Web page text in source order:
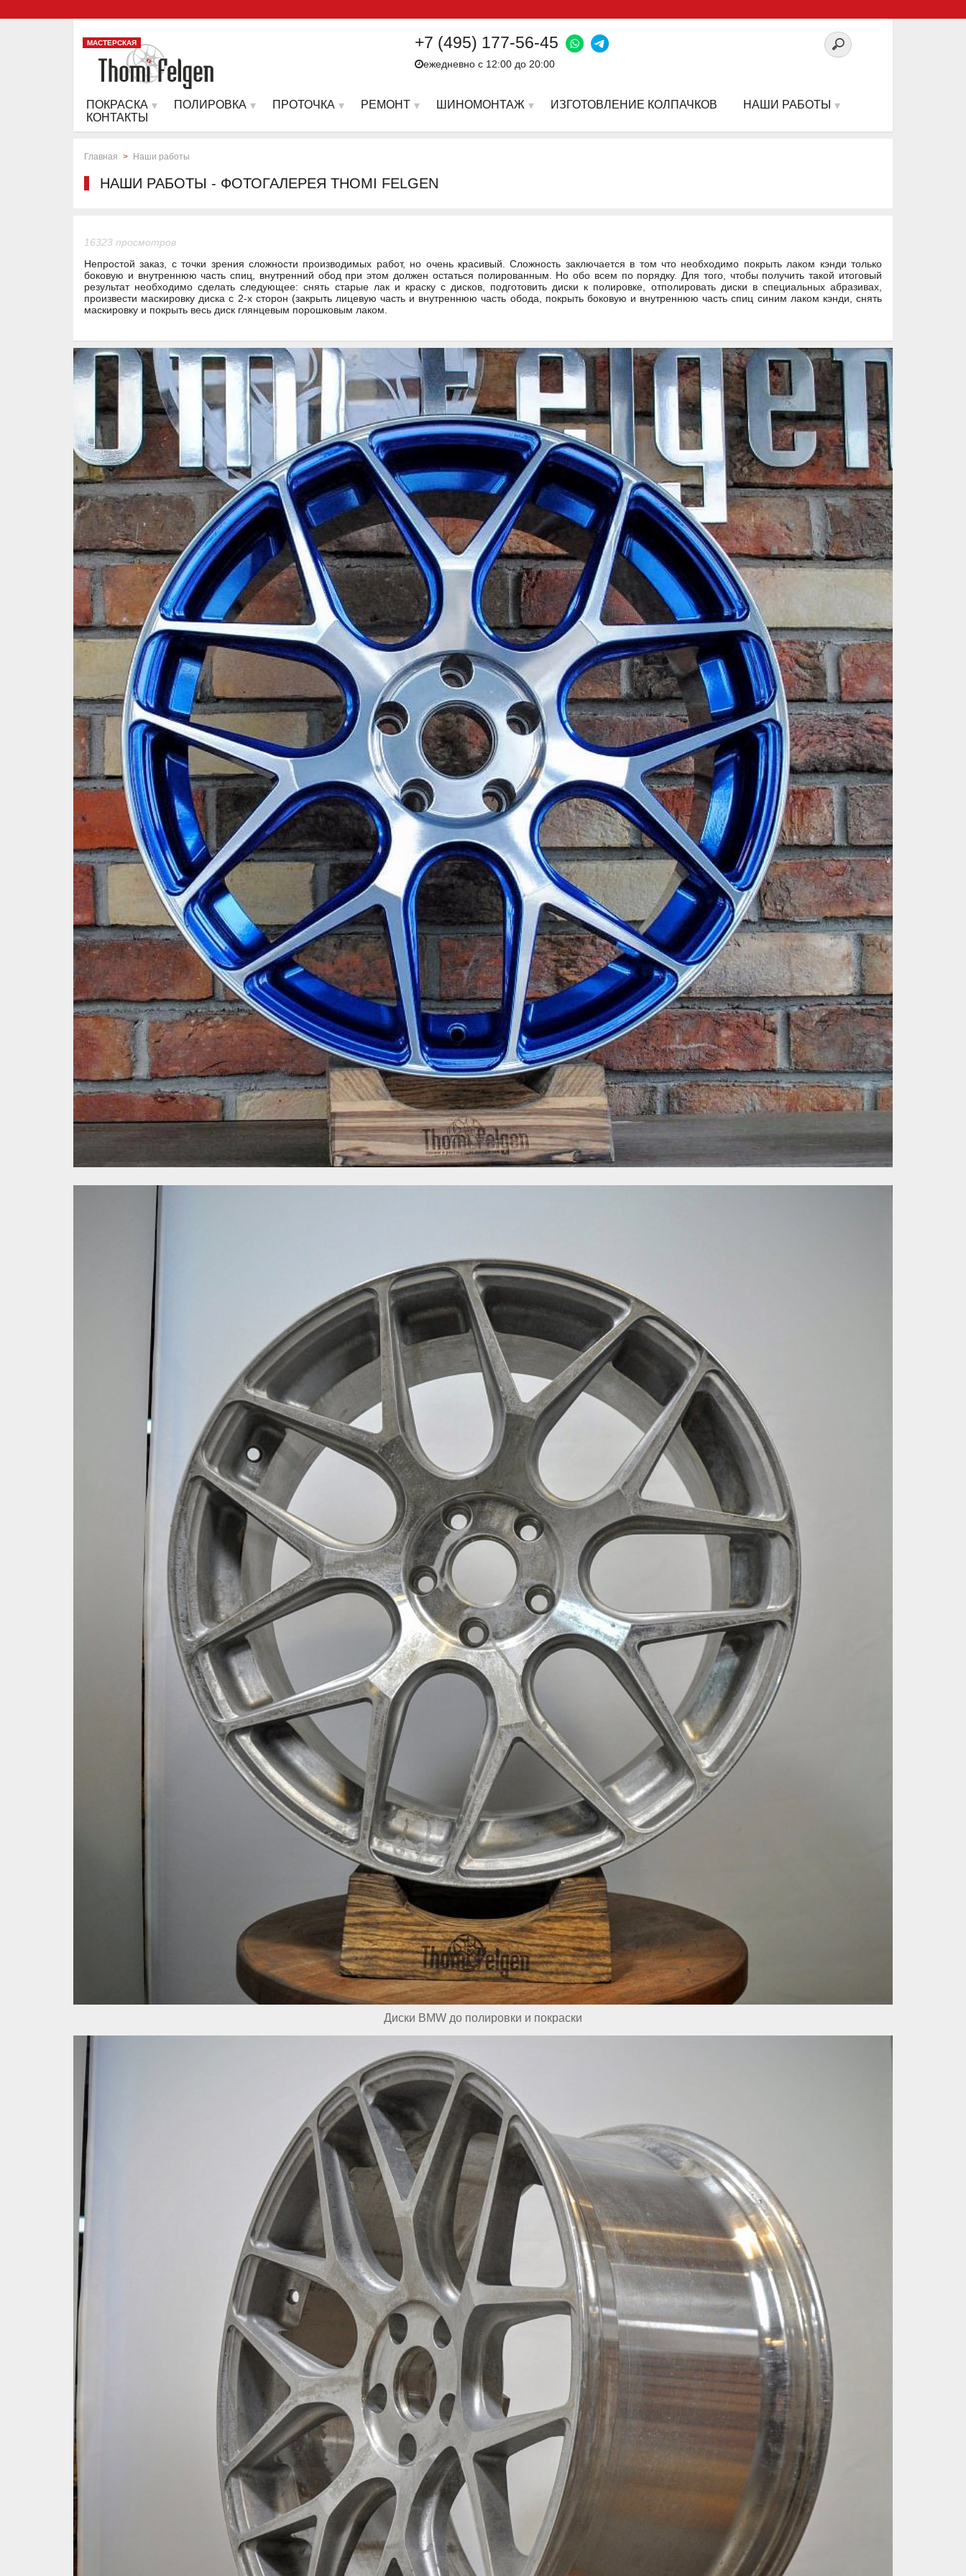
МАСТЕРСКАЯ +7 (495) 177-56-45
ежедневно с 12:00 до 20:00
ПОКРАСКА ПОЛИРОВКА ПРОТОЧКА РЕМОНТ ШИНОМОНТАЖ ИЗГОТОВЛЕНИЕ КОЛПАЧКОВ
НАШИ РАБОТЫ
КОНТАКТЫ
Главная > Наши работы
НАШИ РАБОТЫ - ФОТОГАЛЕРЕЯ THOMI FELGEN
16323 просмотров
Непростой заказ, с точки зрения сложности производимых работ, но очень красивый. Сложность заключается в том что необходимо покрыть лаком кэнди только
боковую и внутреннюю часть спиц, внутренний обод при этом должен остаться полированным. Но обо всем по порядку. Для того, чтобы получить такой итоговый
результат необходимо сделать следующее: снять старые лак и краску с дисков, подготовить диски к полировке, отполировать диски в специальных абразивах,
произвести маскировку диска с 2-х сторон (закрыть лицевую часть и внутреннюю часть обода, покрыть боковую и внутреннюю часть спиц синим лаком кэнди, снять
маскировку и покрыть весь диск глянцевым порошковым лаком.
Диски BMW до полировки и покраски